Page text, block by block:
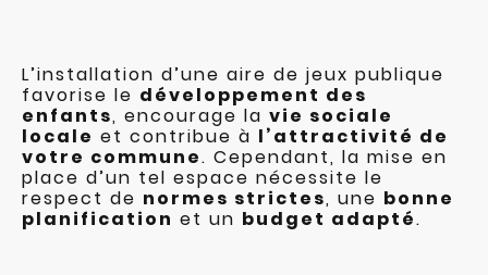
L’installation d’une aire de jeux publique
favorise le développement des
enfants, encourage la vie sociale
locale et contribue à l’attractivité de
votre commune. Cependant, la mise en
place d’un tel espace nécessite le
respect de normes strictes, une bonne
planification et un budget adapté.